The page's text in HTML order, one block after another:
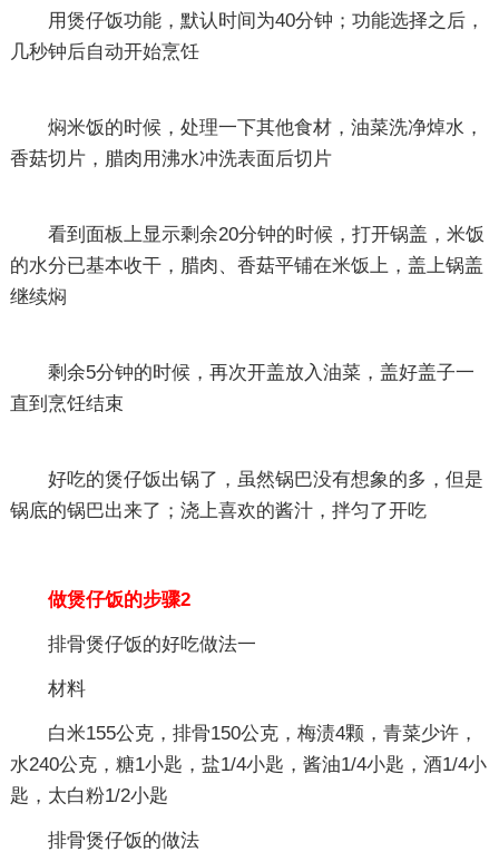
用煲仔饭功能，默认时间为40分钟；功能选择之后，
几秒钟后自动开始烹饪
焖米饭的时候，处理一下其他食材，油菜洗净焯水，
香菇切片，腊肉用沸水冲洗表面后切片
看到面板上显示剩余20分钟的时候，打开锅盖，米饭
的水分已基本收干，腊肉、香菇平铺在米饭上，盖上锅盖
继续焖
剩余5分钟的时候，再次开盖放入油菜，盖好盖子一
直到烹饪结束
好吃的煲仔饭出锅了，虽然锅巴没有想象的多，但是
锅底的锅巴出来了；浇上喜欢的酱汁，拌匀了开吃
做煲仔饭的步骤2
排骨煲仔饭的好吃做法一
材料
白米155公克，排骨150公克，梅渍4颗，青菜少许，
水240公克，糖1小匙，盐1/4小匙，酱油1/4小匙，酒1/4小
匙，太白粉1/2小匙
排骨煲仔饭的做法